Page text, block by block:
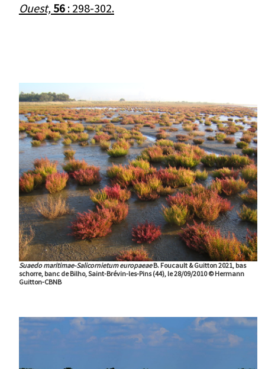
Ouest, 56: 298-302.
Suaedo maritimae-Salicornietum europaeaeB. Foucault & Guitton 2021, bas
schorre, banc de Bilho, Saint-Brévin-les-Pins (44), le 28/09/2010 © Hermann
Guitton-CBNB